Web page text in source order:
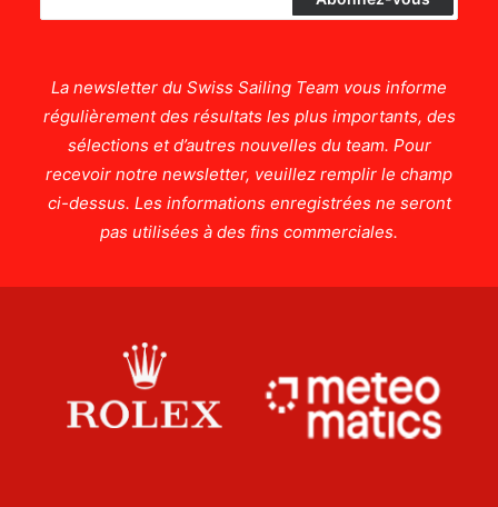
La newsletter du Swiss Sailing Team vous informe
régulièrement des résultats les plus importants, des
sélections et d’autres nouvelles du team. Pour
recevoir notre newsletter, veuillez remplir le champ
ci-dessus. Les informations enregistrées ne seront
pas utilisées à des fins commerciales.